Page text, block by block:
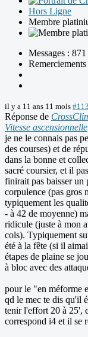
Hors Ligne
Membre
Messages : 871
il y a 11 ans 11 mois
Réponse de
Vitesse ascensionnelle
je ne le connais pas
des courses) et de
dans la bonne et
sacré coursier, et il
finirait pas baisser un
corpulence (pas gros
typiquement les
- à 42 de moyenne)
ridicule (juste à mon
cols). Typiquement
été à la fête (si il
étapes de plaine se
à bloc avec des
pour le "en méforme
qd le mec te dis qu'il
tenir l'effort 20 à 25',
correspond i4 et il se